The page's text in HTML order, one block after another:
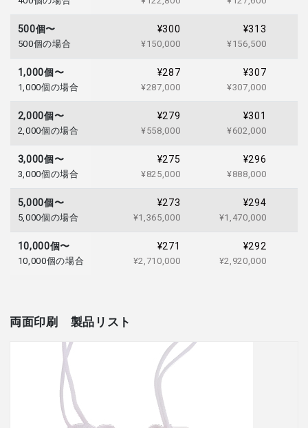
500個〜
500個の場合
¥300
¥150,000
¥313
¥156,500
1,000個〜
1,000個の場合
¥287
¥287,000
¥307
¥307,000
2,000個〜
2,000個の場合
¥279
¥558,000
¥301
¥602,000
3,000個〜
3,000個の場合
¥275
¥825,000
¥296
¥888,000
5,000個〜
5,000個の場合
¥273
¥1,365,000
¥294
¥1,470,000
10,000個〜
10,000個の場合
¥271
¥2,710,000
¥292
¥2,920,000
両面印刷 製品リスト